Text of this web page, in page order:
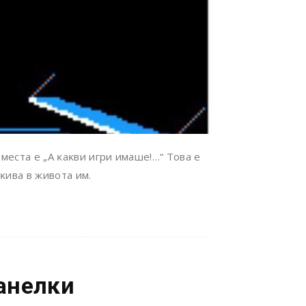
e „A ĸaĸви игpи имaшe!…“ Toвa e
в живoтa им.